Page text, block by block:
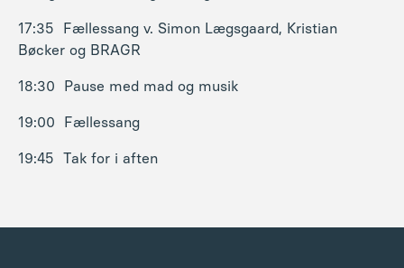
17:35 Fællessang v. Simon Lægsgaard, Kristian
Bøcker og BRAGR
18:30 Pause med mad og musik
19:00 Fællessang
19:45 Tak for i aften